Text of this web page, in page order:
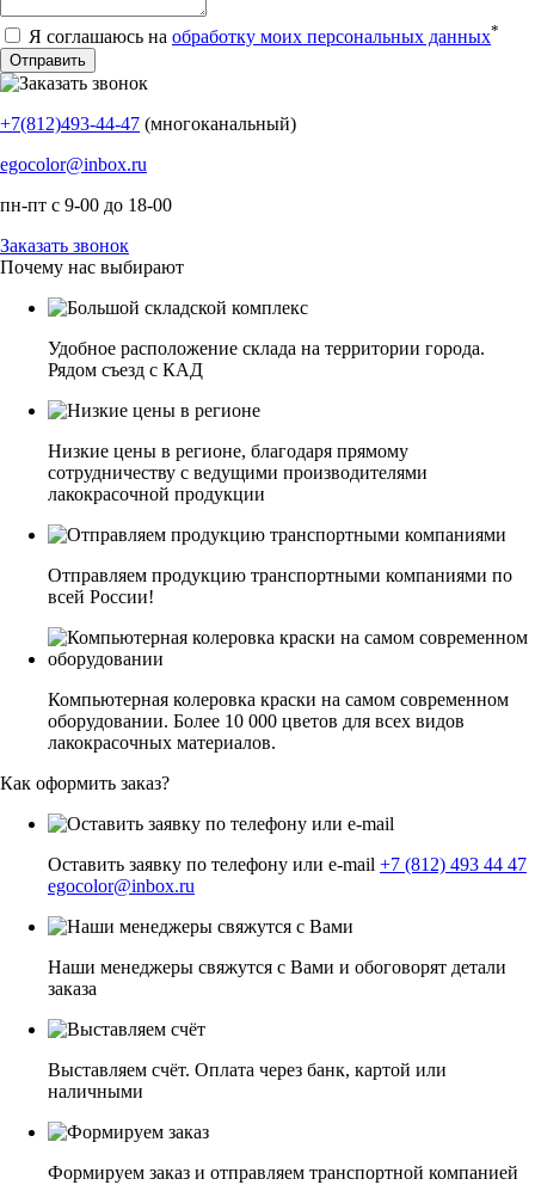
Я соглашаюсь на обработку моих персональных данных*
+7(812)493-44-47 (многоканальный)
egocolor@inbox.ru
пн-пт с 9-00 до 18-00
Заказать звонок
Почему нас выбирают
Удобное расположение склада на территории города.
Рядом съезд с КАД
Низкие цены в регионе, благодаря прямому
сотрудничеству с ведущими производителями
лакокрасочной продукции
Отправляем продукцию транспортными компаниями по
всей России!
Компьютерная колеровка краски на самом современном
оборудовании. Более 10 000 цветов для всех видов
лакокрасочных материалов.
Как оформить заказ?
Оставить заявку по телефону или e-mail +7 (812) 493 44 47
egocolor@inbox.ru
Наши менеджеры свяжутся с Вами и обоговорят детали
заказа
Выставляем счёт. Оплата через банк, картой или
наличными
Формируем заказ и отправляем транспортной компанией